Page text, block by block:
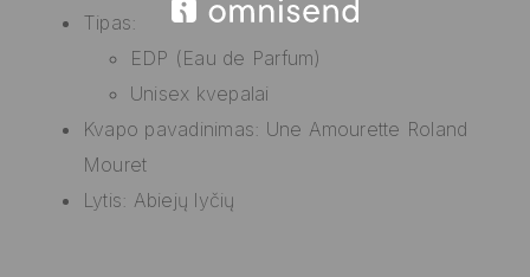
Tipas:
EDP (Eau de Parfum)
Unisex kvepalai
Kvapo pavadinimas: Une Amourette Roland
Mouret
Lytis: Abiejų lyčių